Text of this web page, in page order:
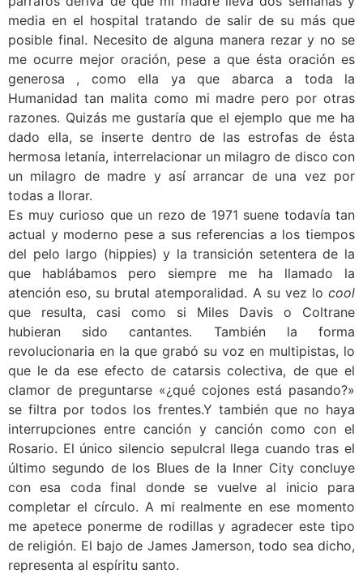
media en el hospital tratando de salir de su más que
posible final. Necesito de alguna manera rezar y no se
me ocurre mejor oración, pese a que ésta oración es
generosa , como ella ya que abarca a toda la
Humanidad tan malita como mi madre pero por otras
razones. Quizás me gustaría que el ejemplo que me ha
dado ella, se inserte dentro de las estrofas de ésta
hermosa letanía, interrelacionar un milagro de disco con
un milagro de madre y así arrancar de una vez por
todas a llorar.
Es muy curioso que un rezo de 1971 suene todavía tan
actual y moderno pese a sus referencias a los tiempos
del pelo largo (hippies) y la transición setentera de la
que hablábamos pero siempre me ha llamado la
atención eso, su brutal atemporalidad. A su vez lo cool
que resulta, casi como si Miles Davis o Coltrane
hubieran sido cantantes. También la forma
revolucionaria en la que grabó su voz en multipistas, lo
que le da ese efecto de catarsis colectiva, de que el
clamor de preguntarse «¿qué cojones está pasando?»
se filtra por todos los frentes.Y también que no haya
interrupciones entre canción y canción como con el
Rosario. El único silencio sepulcral llega cuando tras el
último segundo de los Blues de la Inner City concluye
con esa coda final donde se vuelve al inicio para
completar el círculo. A mi realmente en ese momento
me apetece ponerme de rodillas y agradecer este tipo
de religión. El bajo de James Jamerson, todo sea dicho,
representa al espíritu santo.